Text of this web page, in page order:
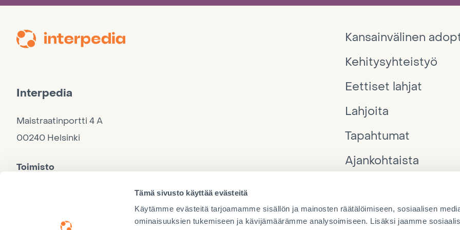
Tämä sivusto käyttää evästeitä
Käytämme evästeitä tarjoamamme sisällön ja mainosten räätälöimiseen, sosiaalisen
ominaisuuksien tukemiseen ja kävijämäärämme analysoimiseen. Lisäksi jaamme
Interpedia
Maistraatinportti 4 A
00240 Helsinki
Toimisto
Kansainvälinen
Kehitysyhteistyö
Eettiset lahjat
Lahjoita
Tapahtumat
Ajankohtaista
Yhteystiedot